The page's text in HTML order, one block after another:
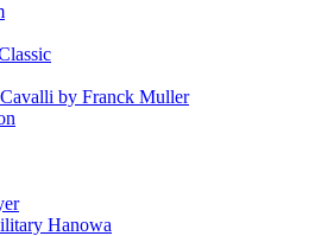
by Franck Muller
Hanowa